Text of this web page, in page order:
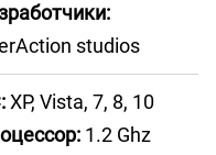
studios
XP, Vista, 7, 8, 10
1.2 Ghz